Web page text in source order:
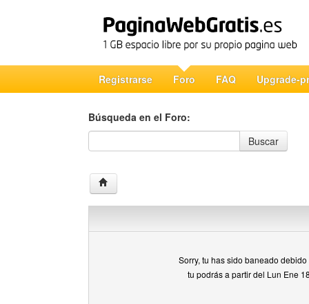
Registrarse Foro FAQ Upgrade-
Búsqueda en el Foro:
Búsqueda en el Foro
Buscar
Sorry, tu has sido baneado
tu podrás a partir del Lun Ene